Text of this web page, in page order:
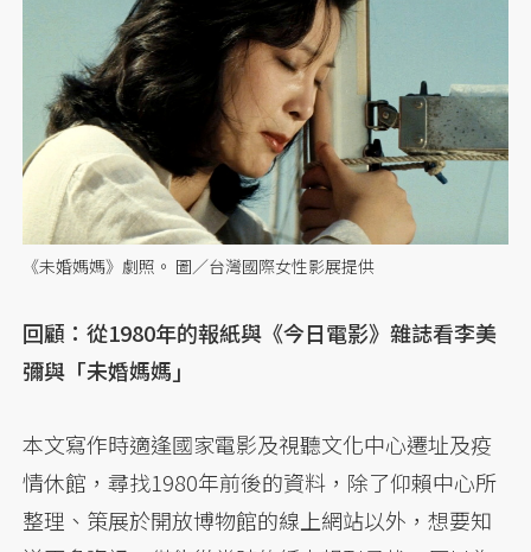
《未婚媽媽》劇照。 圖／台灣國際女性影展提供
回顧：從1980年的報紙與《今日電影》雜誌看李美
彌與「未婚媽媽」
本文寫作時適逢國家電影及視聽文化中心遷址及疫
情休館，尋找1980年前後的資料，除了仰賴中心所
整理、策展於開放博物館的線上網站以外，想要知